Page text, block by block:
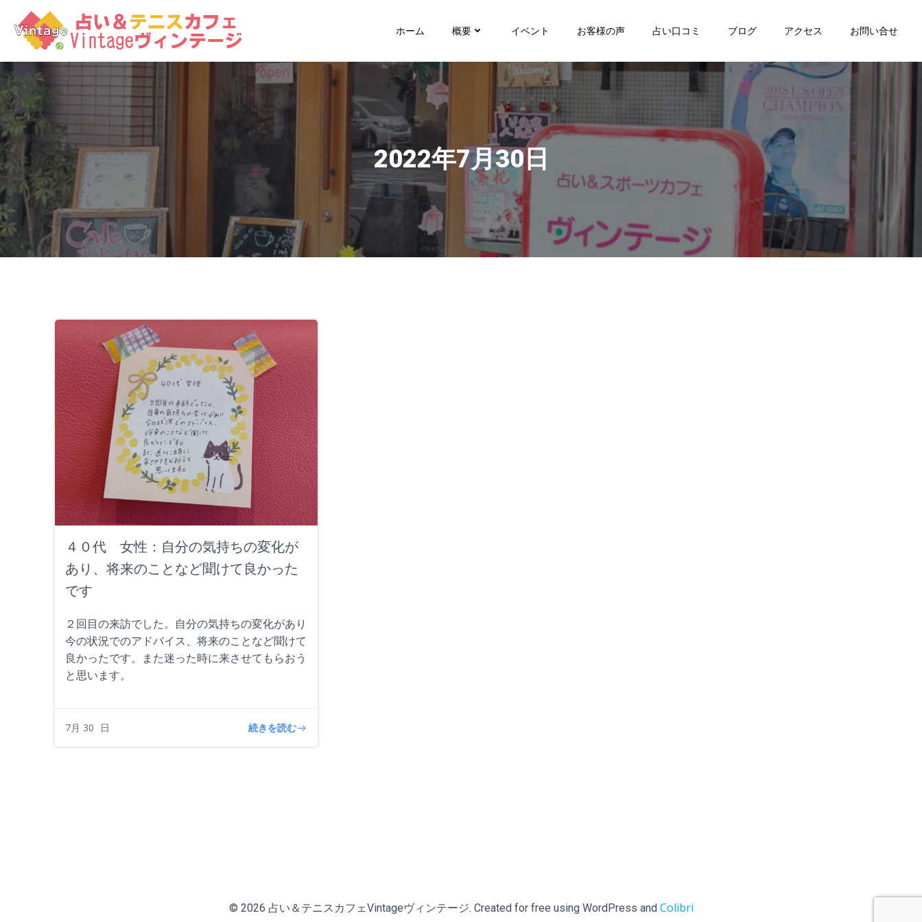
ツ
へ
ス
キ
ッ
プ
ホーム 概要 イベント お客様の声 占い口コミ ブログ アクセス お問い合せ
2022年7月30日
４０代 女性：自分の気持ちの変化が
あり、将来のことなど聞けて良かった
です
２回目の来訪でした。自分の気持ちの変化があり
今の状況でのアドバイス、将来のことなど聞けて
良かったです。また迷った時に来させてもらおう
と思います。
7月 30 日 続きを読む
© 2026 占い＆テニスカフェVintageヴィンテージ. Created for free using WordPress and Colibri